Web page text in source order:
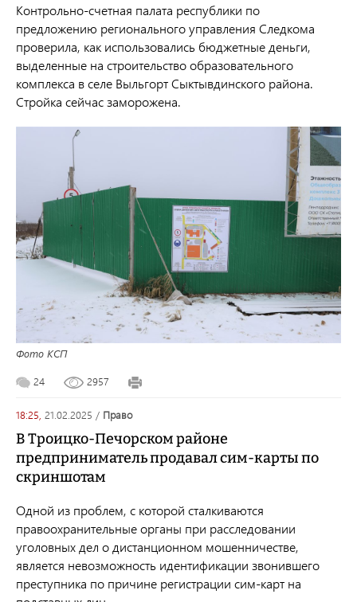
Контрольно-счетная палата республики по
предложению регионального управления Следкома
проверила, как использовались бюджетные деньги,
выделенные на строительство образовательного
комплекса в селе Выльгорт Сыктывдинского района.
Стройка сейчас заморожена.
Фото КСП
24 2957
18:25, 21.02.2025 / право
В Троицко-Печорском районе
предприниматель продавал сим-карты по
скриншотам
Одной из проблем, с которой сталкиваются
правоохранительные органы при расследовании
уголовных дел о дистанционном мошенничестве,
является невозможность идентификации звонившего
преступника по причине регистрации сим-карт на